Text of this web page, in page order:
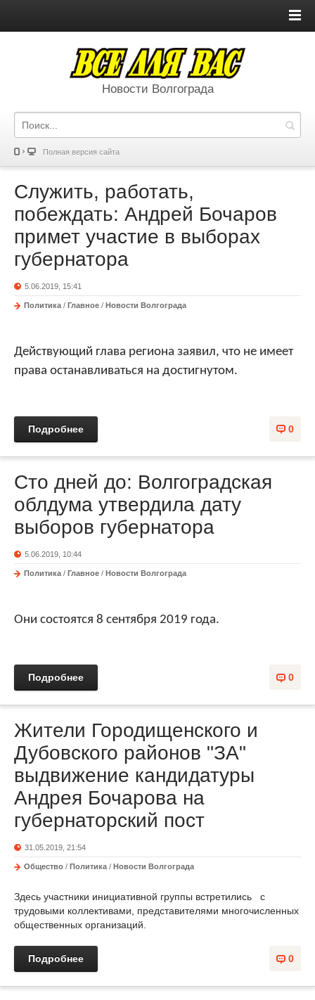
Новости Волгограда
Полная версия сайта
Служить, работать,
побеждать: Андрей Бочаров
примет участие в выборах
губернатора
5.06.2019, 15:41
Политика / Главное / Новости Волгограда
Действующий глава региона заявил, что не имеет
права останавливаться на достигнутом.
0
Подробнее
Сто дней до: Волгоградская
облдума утвердила дату
выборов губернатора
5.06.2019, 10:44
Политика / Главное / Новости Волгограда
Они состоятся 8 сентября 2019 года.
0
Подробнее
Жители Городищенского и
Дубовского районов "ЗА"
выдвижение кандидатуры
Андрея Бочарова на
губернаторский пост
31.05.2019, 21:54
Общество / Политика / Новости Волгограда
Здесь участники инициативной группы встретились с
трудовыми коллективами, представителями многочисленных
общественных организаций.
0
Подробнее